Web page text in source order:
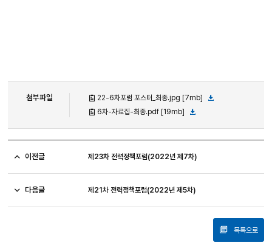
첨부파일
22-6차포럼 포스터_최종.jpg [7mb]
6차-자료집-최종.pdf [19mb]
이전글 제23차 전력정책포럼(2022년 제7차)
다음글 제21차 전력정책포럼(2022년 제5차)
목록으로